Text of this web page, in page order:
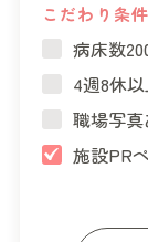
こだわり条件
病床数
4週8休
職場写真
施設PR